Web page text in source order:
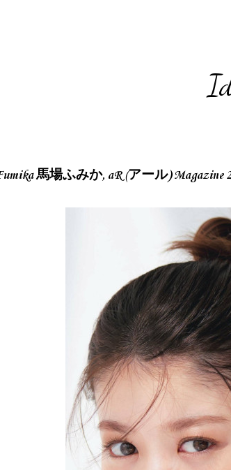
馬場ふみか, aR (アール) Magazine